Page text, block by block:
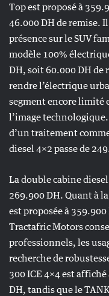
Top est proposé à
46.000 DH de remise.
présence sur le SUV
modèle 100%
DH, soit 60.000 DH de
rendre l’électrique
segment encore limité
l’image
d’un traitement
diesel 4×2 passe de
La double cabine
269.900 DH. Quant à
est proposée à
Tractafric Motors
professionnels, les
recherche de
300 ICE 4×4 est
DH, tandis que le